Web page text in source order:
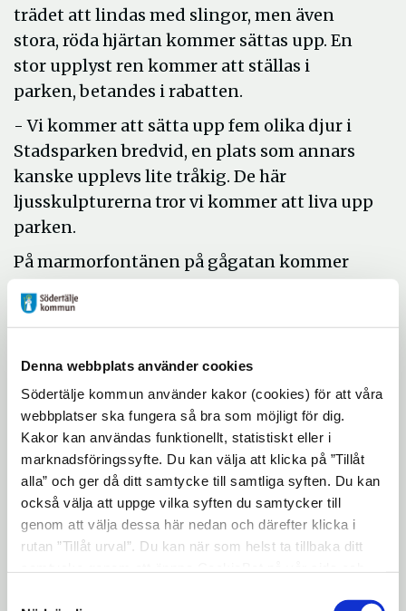
Denna webbplats använder cookies
Södertälje kommun använder kakor (cookies) för att våra
webbplatser ska fungera så bra som möjligt för dig.
Kakor kan användas funktionellt, statistiskt eller i
marknadsföringssyfte. Du kan välja att klicka på ”Tillåt
alla” och ger då ditt samtycke till samtliga syften. Du kan
också välja att uppge vilka syften du samtycker till
genom att välja dessa här nedan och därefter klicka i
rutan ”Tillåt urval”. Du kan när som helst ta tillbaka ditt
trädet att lindas med slingor, men även
stora, röda hjärtan kommer sättas upp. En
stor upplyst ren kommer att ställas i
parken, betandes i rabatten.
- Vi kommer att sätta upp fem olika djur i
Stadsparken bredvid, en plats som annars
kanske upplevs lite tråkig. De här
ljusskulpturerna tror vi kommer att liva upp
parken.
På marmorfontänen på gågatan kommer
form av en fontän som ser ut att spruta
livas upp av belysning på Nygatan,
Järnagatan, gågatan och flera träd i
området. Några av träden kommer att lysa
rött i december, för att sedan skifta till vitt
efter nyår.
- Vi tycker att det är väldigt roligt att
fastighetsägarna i centrum gemensamt
satsar på julbelysning i år. Vi tror att det
kommer att ge besökarna en härlig